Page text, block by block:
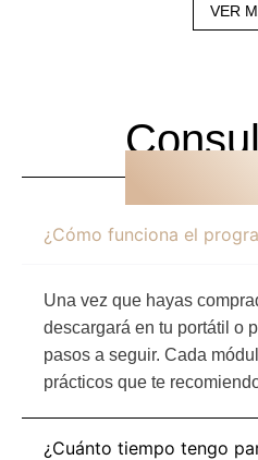
VER
¿Cómo funciona el
Una vez que hayas
descargará en tu portátil o
pasos a seguir. Cada
prácticos que te
¿Cuánto tiempo tengo